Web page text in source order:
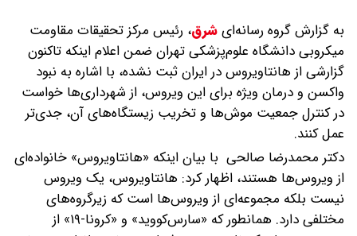
به گزارش گروه رسانه‌ایشرق، رئیس مرکز تحقیقات مقاومت
میکروبی دانشگاه علوم‌پزشکی تهران ضمن اعلام اینکه تاکنون
گزارشی از هانتاویروس در ایران ثبت نشده، با اشاره به نبود
واکسن و درمان ویژه برای این ویروس، از شهرداری‌ها خواست
در کنترل جمعیت موش‌ها و تخریب زیستگاه‌های آن، جدی‌تر
عمل کنند.
دکتر محمدرضا صالحی با بیان اینکه «هانتاویروس» خانواده‌ای
از ویروس‌ها هستند، اظهار کرد: هانتاویروس، یک ویروس
نیست بلکه مجموعه‌ای از ویروس‌ها است که زیرگروه‌های
مختلفی دارد. همانطور که «سارس‌کووید» و «کرونا-۱۹» از